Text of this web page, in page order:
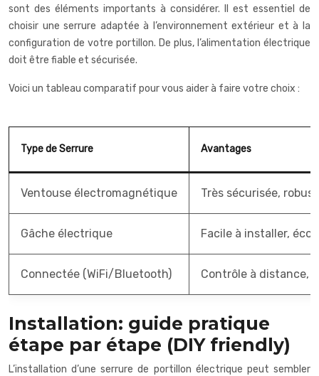
sont des éléments importants à considérer. Il est essentiel de
choisir une serrure adaptée à l’environnement extérieur et à la
configuration de votre portillon. De plus, l’alimentation électrique
doit être fiable et sécurisée.
Voici un tableau comparatif pour vous aider à faire votre choix :
Type de Serrure Avantages
Ventouse électromagnétique Très sécurisée,
Gâche électrique Facile à installer,
Connectée (WiFi/Bluetooth) Contrôle à distance,
Installation: guide pratique
étape par étape (DIY friendly)
L’installation d’une serrure de portillon électrique peut sembler